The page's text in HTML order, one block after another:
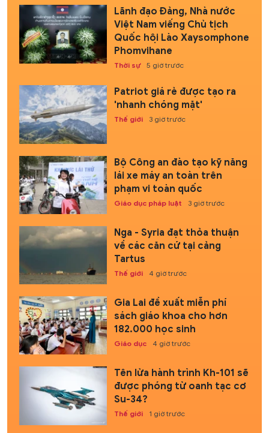
Lãnh đạo Đảng, Nhà nước
Việt Nam viếng Chủ tịch
Quốc hội Lào Xaysomphone
Phomvihane
Thời sự 5 giờ trước
Patriot giá rẻ được tạo ra
'nhanh chóng mặt'
Thế giới 3 giờ trước
Bộ Công an đào tạo kỹ năng
lái xe máy an toàn trên
phạm vi toàn quốc
Giáo dục pháp luật 3 giờ trước
Nga - Syria đạt thỏa thuận
về các căn cứ tại cảng
Tartus
Thế giới 4 giờ trước
Gia Lai đề xuất miễn phí
sách giáo khoa cho hơn
182.000 học sinh
Giáo dục 4 giờ trước
Tên lửa hành trình Kh-101 sẽ
được phóng từ oanh tạc cơ
Su-34?
Thế giới 1 giờ trước